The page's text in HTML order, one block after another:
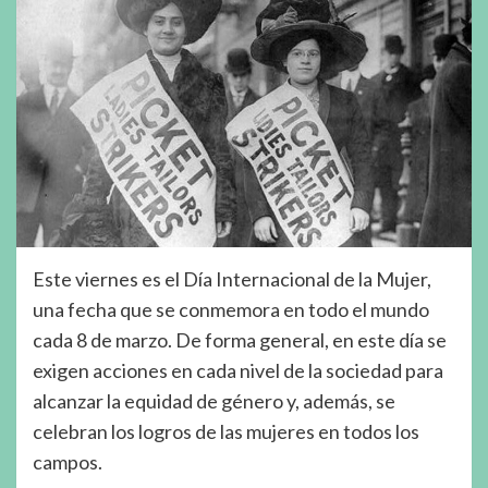
Este viernes es el Día Internacional de la Mujer,
una fecha que se conmemora en todo el mundo
cada 8 de marzo. De forma general, en este día se
exigen acciones en cada nivel de la sociedad para
alcanzar la equidad de género y, además, se
celebran los logros de las mujeres en todos los
campos.